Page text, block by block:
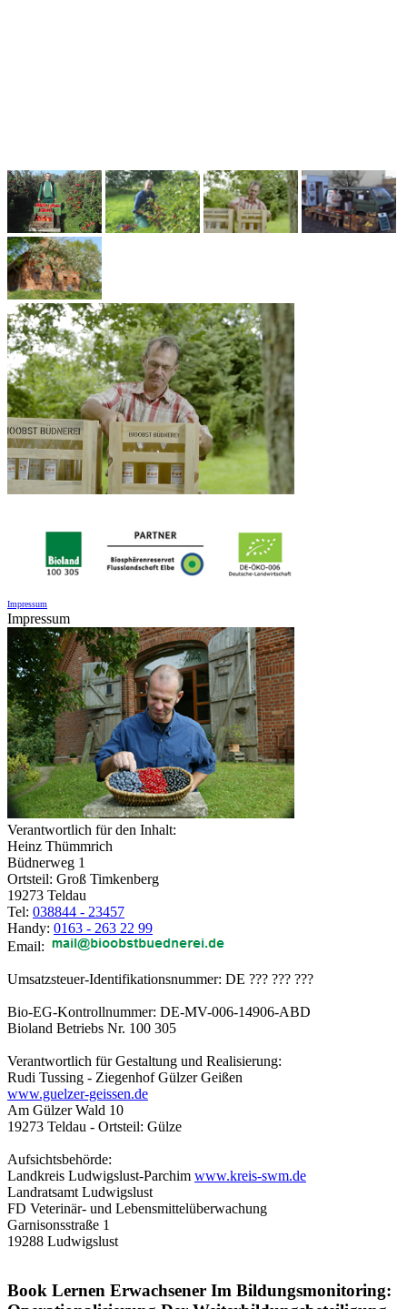
Impressum
Impressum
Verantwortlich für den Inhalt:
Heinz Thümmrich
Büdnerweg 1
Ortsteil: Groß Timkenberg
19273 Teldau
Tel: 038844 - 23457
Handy: 0163 - 263 22 99
Email:
Umsatzsteuer-Identifikationsnummer: DE ??? ??? ???
Bio-EG-Kontrollnummer: DE-MV-006-14906-ABD
Bioland Betriebs Nr. 100 305
Verantwortlich für Gestaltung und Realisierung:
Rudi Tussing - Ziegenhof Gülzer Geißen
www.guelzer-geissen.de
Am Gülzer Wald 10
19273 Teldau - Ortsteil: Gülze
Aufsichtsbehörde:
Landkreis Ludwigslust-Parchim www.kreis-swm.de
Landratsamt Ludwigslust
FD Veterinär- und Lebensmittelüberwachung
Garnisonsstraße 1
19288 Ludwigslust
Book Lernen Erwachsener Im Bildungsmonitoring: